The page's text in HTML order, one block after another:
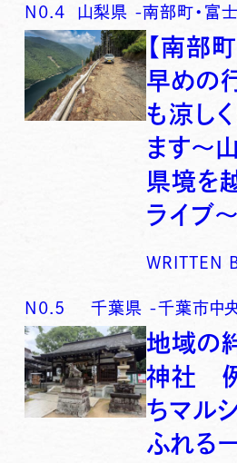
N0. 4 山梨県 -南部町・富
【南部
早めの
も涼し
ます〜
県境を
ライブ〜
WRITTEN
N0. 5 千葉県 -千葉市中
地域の
神社 例
ちマル
ふれる